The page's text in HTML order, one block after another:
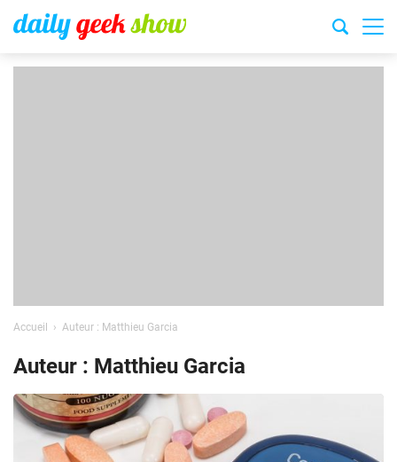
Accueil Auteur : Matthieu Garcia
Auteur : Matthieu Garcia